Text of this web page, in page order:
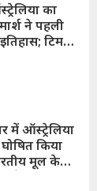
का
ने पहली
टिम
टीम का
में ऑस्ट्रेलिया
किया
मूल के
में शामिल!